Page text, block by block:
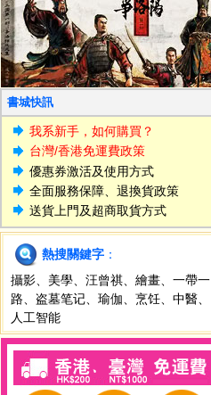
書城快訊
我系新手，如何購買？
台灣/香港免運費政策
優惠券激活及使用方式
全面服務保障、退換貨政策
送貨上門及超商取貨方式
熱搜關鍵字 ：
攝影
美學 汪曾祺 繪畫
一帶一
路
盗墓笔记 瑜伽 烹饪 中醫
人工智能